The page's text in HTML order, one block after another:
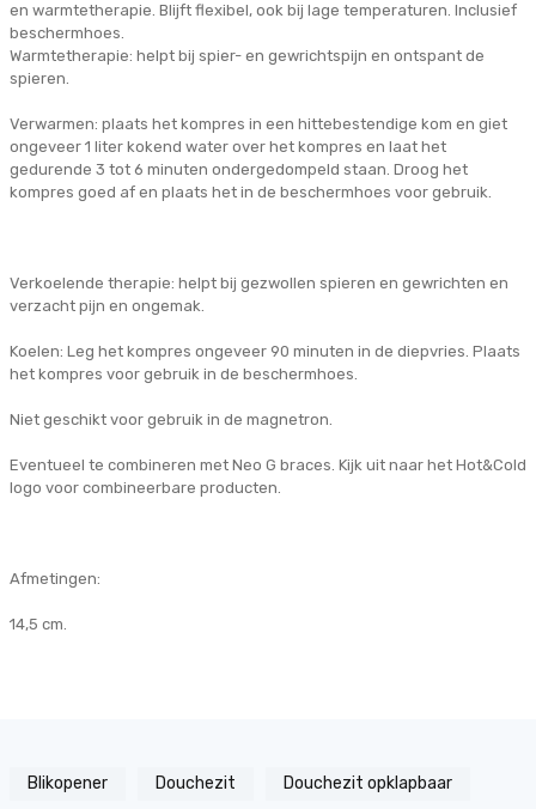
en warmtetherapie. Blijft flexibel, ook bij lage temperaturen. Inclusief
beschermhoes.
Warmtetherapie: helpt bij spier- en gewrichtspijn en ontspant de
spieren.
Verwarmen: plaats het kompres in een hittebestendige kom en giet
ongeveer 1 liter kokend water over het kompres en laat het
gedurende 3 tot 6 minuten ondergedompeld staan. Droog het
kompres goed af en plaats het in de beschermhoes voor gebruik.
Verkoelende therapie: helpt bij gezwollen spieren en gewrichten en
verzacht pijn en ongemak.
Koelen: Leg het kompres ongeveer 90 minuten in de diepvries. Plaats
het kompres voor gebruik in de beschermhoes.
Niet geschikt voor gebruik in de magnetron.
Eventueel te combineren met Neo G braces. Kijk uit naar het Hot&Cold
logo voor combineerbare producten.
Afmetingen:
14,5 cm.
Blikopener Douchezit Douchezit opklapbaar